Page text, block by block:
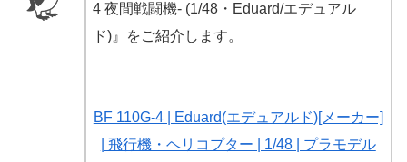
4 夜間戦闘機- (1/48・Eduard/エデュアル
ド)』をご紹介します。
BF 110G-4 | Eduard(エデュアルド)[メーカー]
| 飛行機・ヘリコプター | 1/48 | プラモデル